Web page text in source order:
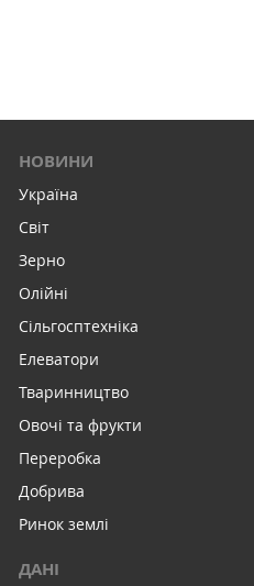
НОВИНИ
Україна
Світ
Зерно
Олійні
Сільгосптехніка
Елеватори
Тваринництво
Овочі та фрукти
Переробка
Добрива
Ринок землі
ДАНІ